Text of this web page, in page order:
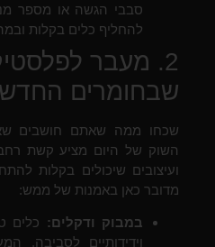
סבבי הגשה או מספר
להחליף כלים בקלות
2. מעבר
שבחומרים
שכחו ממה שאתם חושבים
השוק של היום מציע קשת
ועיצובים שיכולים בקלות
מדובר כאן באמנות של ממש:
במבוק ודקלים: כלים
וידידותיים לסביבה,